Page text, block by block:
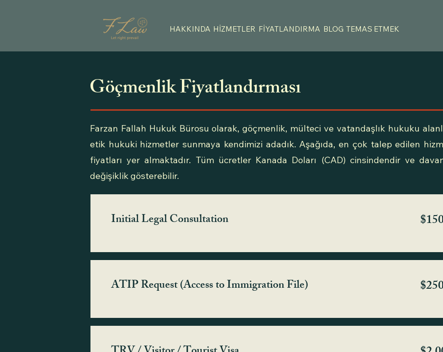
HAKKINDA HİZMETLER FİYATLANDIRMA BLOG TEMAS ETMEK
Göçmenlik Fiyatlandırması
Farzan Fallah Hukuk Bürosu olarak, göçmenlik, mülteci ve vatandaşlık hukuku
etik hukuki hizmetler sunmaya kendimizi adadık. Aşağıda, en çok talep edilen
fiyatları yer almaktadır. Tüm ücretler Kanada Doları (CAD) cinsindendir ve
değişiklik gösterebilir.
Initial Legal Consultation
ATIP Request (Access to Immigration File)